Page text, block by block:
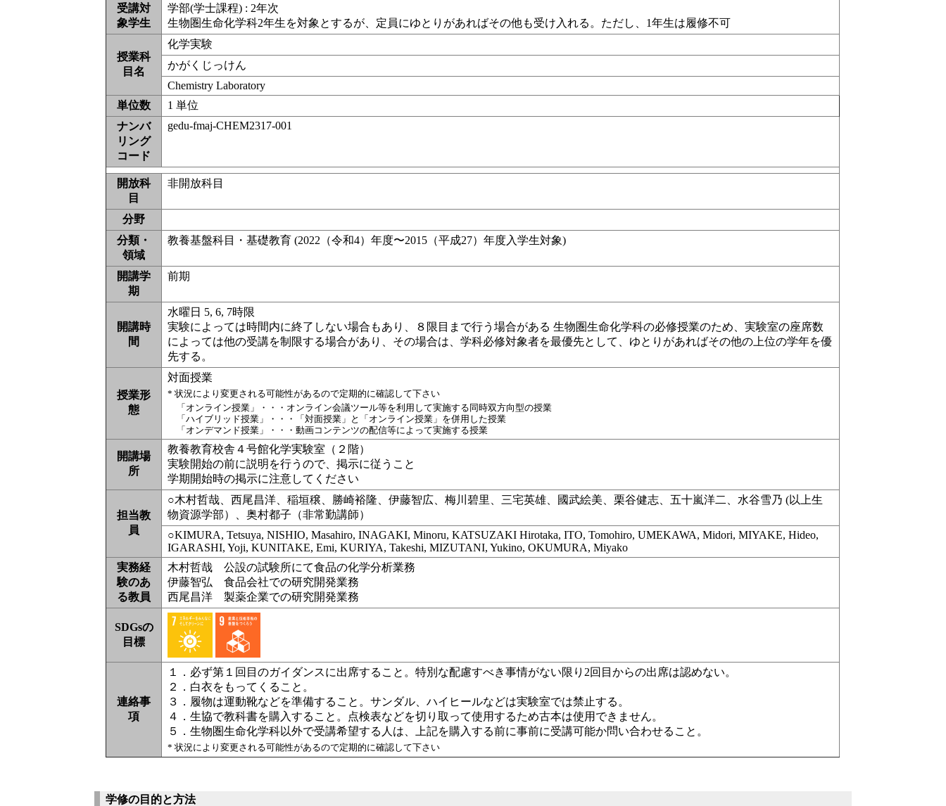
受講対
象学生
学部(学士課程) : 2年次
生物圏生命化学科2年生を対象とするが、定員にゆとりがあればその他も受け入れる。ただし、1年生は履修不可
授業科
目名
化学実験
かがくじっけん
Chemistry Laboratory
単位数
1 単位
ナンバ
リング
コード
gedu-fmaj-CHEM2317-001
開放科
目
非開放科目
分野
分類・
領域
教養基盤科目・基礎教育 (2022（令和4）年度〜2015（平成27）年度入学生対象)
開講学
期
前期
開講時
間
水曜日 5, 6, 7時限
実験によっては時間内に終了しない場合もあり、８限目まで行う場合がある 生物圏生命化学科の必修授業のため、実験室の座席数
によっては他の受講を制限する場合があり、その場合は、学科必修対象者を最優先として、ゆとりがあればその他の上位の学年を優
先する。
授業形
態
対面授業
* 状況により変更される可能性があるので定期的に確認して下さい
「オンライン授業」・・・オンライン会議ツール等を利用して実施する同時双方向型の授業
「ハイブリッド授業」・・・「対面授業」と「オンライン授業」を併用した授業
「オンデマンド授業」・・・動画コンテンツの配信等によって実施する授業
開講場
所
教養教育校舎４号館化学実験室（２階）
実験開始の前に説明を行うので、掲示に従うこと
学期開始時の掲示に注意してください
担当教
員
○木村哲哉、西尾昌洋、稲垣穣、勝崎裕隆、伊藤智広、梅川碧里、三宅英雄、國武絵美、栗谷健志、五十嵐洋二、水谷雪乃 (以上生
物資源学部）、奥村都子（非常勤講師）
○KIMURA, Tetsuya, NISHIO, Masahiro, INAGAKI, Minoru, KATSUZAKI Hirotaka, ITO, Tomohiro, UMEKAWA, Midori, MIYAKE, Hideo,
IGARASHI, Yoji, KUNITAKE, Emi, KURIYA, Takeshi, MIZUTANI, Yukino, OKUMURA, Miyako
実務経
験のあ
る教員
木村哲哉 公設の試験所にて食品の化学分析業務
伊藤智弘 食品会社での研究開発業務
西尾昌洋 製薬企業での研究開発業務
SDGsの
目標
連絡事
項
１．必ず第１回目のガイダンスに出席すること。特別な配慮すべき事情がない限り2回目からの出席は認めない。
２．白衣をもってくること。
３．履物は運動靴などを準備すること。サンダル、ハイヒールなどは実験室では禁止する。
４．生協で教科書を購入すること。点検表などを切り取って使用するため古本は使用できません。
５．生物圏生命化学科以外で受講希望する人は、上記を購入する前に事前に受講可能か問い合わせること。
* 状況により変更される可能性があるので定期的に確認して下さい
学修の目的と方法